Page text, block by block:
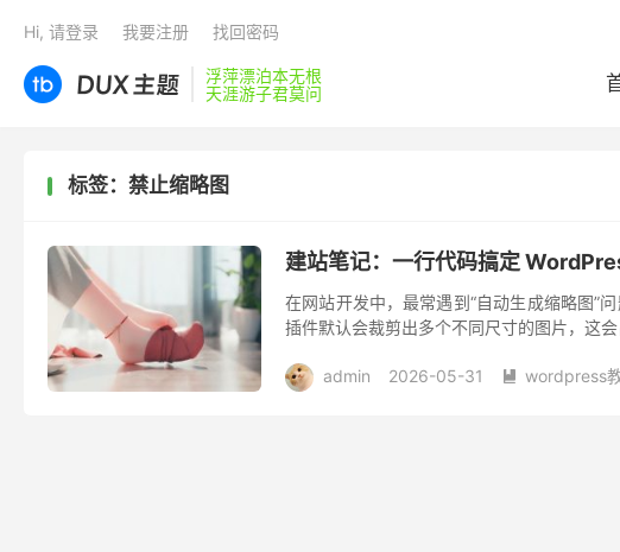
浮萍漂泊本无根
天涯游子君莫问
Hi, 请登录 我要注册 找回密码
标签：禁止缩略图
建站笔记：一行代码搞定
在网站开发中，最常遇到“自动生成缩略图”
插件默认会裁剪出多个不同尺寸的图片，这
admin 2026-05-31  wordpress